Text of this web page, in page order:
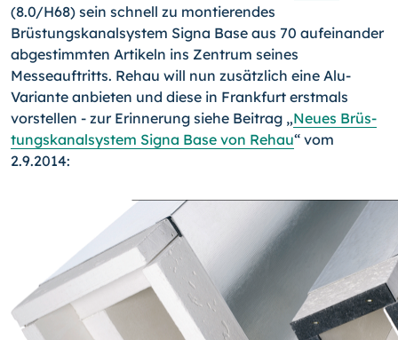
(8.0/H68) sein schnell zu montieren­des
Brüstungskanalsystem Signa Base aus 70 aufeinander
abgestimmten Artikeln ins Zentrum seines
Messeauftritts. Rehau will nun zusätzlich eine Alu-
Variante anbieten und diese in Frankfurt erstmals
vorstellen - zur Erinnerung siehe Beitrag „Neues Brüs­
tungskanalsystem Signa Base von Rehau“ vom
2.9.2014: